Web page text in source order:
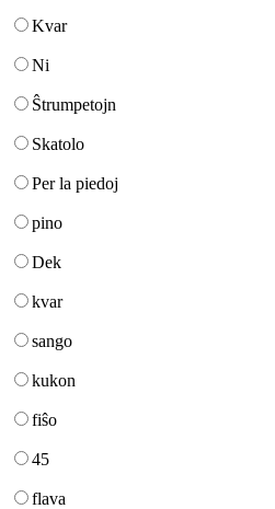
Kvar
Ni
Ŝtrumpetojn
Skatolo
Per la piedoj
pino
Dek
kvar
sango
kukon
fiŝo
45
flava